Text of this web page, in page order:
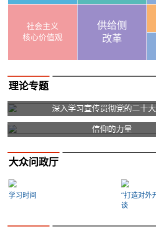
社会主义
核心价值观
供给侧
改革
理论专题
深入学习宣传贯彻党的二十
信仰的力量
大众问政厅
学习时间
“打造对外
谈